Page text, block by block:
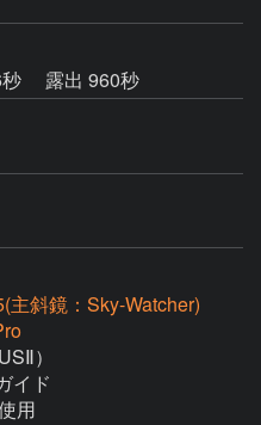
露出 960秒
主斜鏡：Sky-Watcher)
）
イド
用